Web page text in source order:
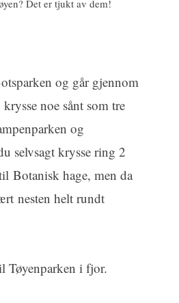
Det er tjukt av dem!
og går gjennom
noe sånt som tre
og
selvsagt krysse ring 2
Botanisk hage, men da
nesten helt rundt
Tøyenparken i fjor.